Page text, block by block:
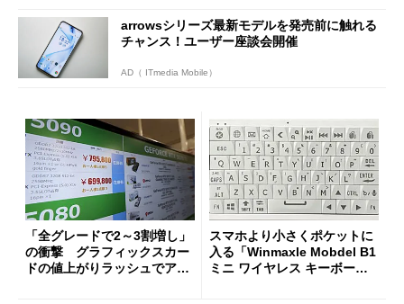
arrowsシリーズ最新モデルを発売前に触れる
チャンス！ユーザー座談会開催
AD（ ITmedia Mobile）
「全グレードで2～3割増し」
の衝撃 グラフィックスカー
ドの値上がりラッシュでアキ
スマホより小さくポケットに
入る「Winmaxle Mobdel B1
ミニ ワイヤレス キーボー